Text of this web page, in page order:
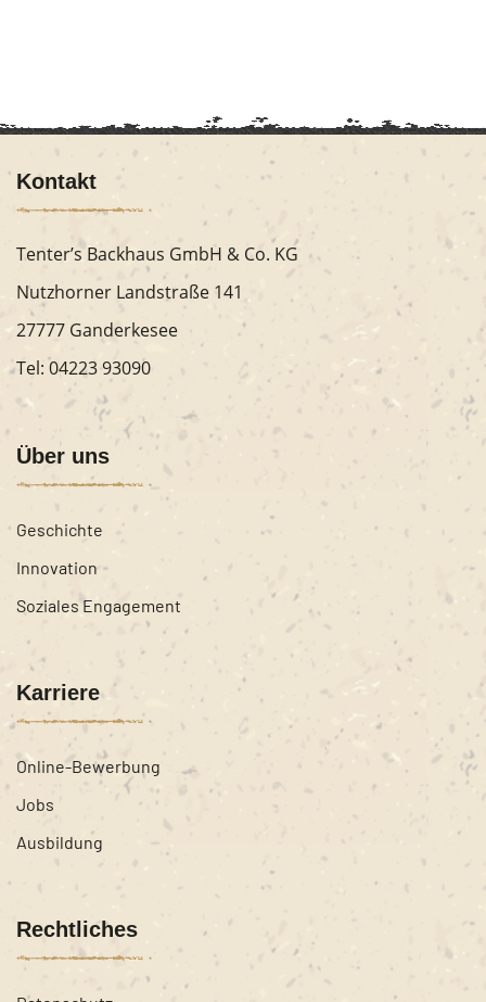
Kontakt
Tenter’s Backhaus GmbH & Co. KG
Nutzhorner Landstraße 141
27777 Ganderkesee
Tel: 04223 93090
Über uns
Geschichte
Innovation
Soziales Engagement
Karriere
Online-Bewerbung
Jobs
Ausbildung
Rechtliches